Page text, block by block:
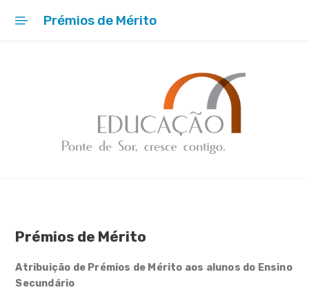
Empreender para o Sucesso
Kiitos4All
Apoios
Ação Social Escolar
Prémios de Mérito
Prémios de Mérito
Atribuição de Prémios de Mérito aos alunos do Ensino
Secundário